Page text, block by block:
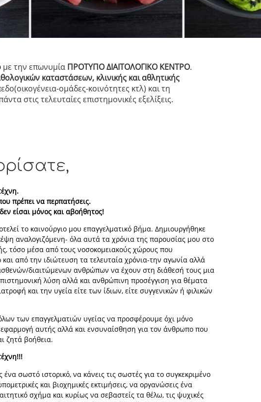
με την επωνυμία ΠΡΟΤΥΠΟ ΔΙΑΙΤΟΛΟΓΙΚΟ ΚΕΝΤΡΟ.
καταστάσεων, κλινικής και αθλητικής
ομάδες-κοινότητες κτλ) και τη
στις τελευταίες επιστημονικές εξελίξεις.
πρέπει να περπατήσεις.
είσαι μόνος και αβοήθητος!
το καινούργιο μου επαγγελματικό βήμα. Δημιουργήθηκε
αναλογιζόμενη- όλα αυτά τα χρόνια της παρουσίας μου στο
τόσο μέσα από τους νοσοκομειακούς χώρους που
από την ιδιώτευση τα τελευταία χρόνια-την αγωνία αλλά
διαιτώμενων ανθρώπων να έχουν στη διάθεσή τους μια
λύση αλλά και ανθρώπινη προσέγγιση για θέματα
και την υγεία είτε των ίδιων, είτε συγγενικών ή φιλικών
των επαγγελματιών υγείας να προσφέρουμε όχι μόνο
αυτής αλλά και ενσυναίσθηση για τον άνθρωπο που
ζητά βοήθεια.
ένα σωστό ιστορικό, να κάνεις τις σωστές για το συγκεκριμένο
και βιοχημικές εκτιμήσεις, να οργανώσεις ένα
σχήμα και κυρίως να σεβαστείς τα θέλω, τις ψυχικές